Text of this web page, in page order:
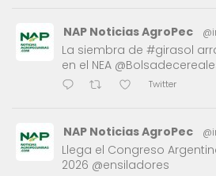
NAP Noticias AgroPec
La siembra de #girasol
en el NEA
Twitter
NAP Noticias AgroPec
Llega el Congreso
2026 @ensiladores